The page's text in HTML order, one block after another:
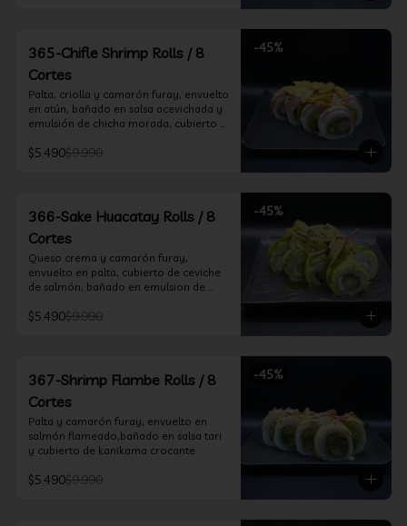
-45%
365-Chifle Shrimp Rolls / 8
Cortes
Palta, criolla y camarón furay, envuelto
en atún, bañado en salsa acevichada y
emulsión de chicha morada, cubierto
$5.490$9.990
-45%
366-Sake Huacatay Rolls / 8
Cortes
Queso crema y camarón furay,
envuelto en palta, cubierto de ceviche
de salmón, bañado en emulsion de
$5.490$9.990
-45%
367-Shrimp Flambe Rolls / 8
Cortes
Palta y camarón furay, envuelto en
salmón flameado,bañado en salsa tari
y cubierto de kanikama crocante
$5.490$9.990